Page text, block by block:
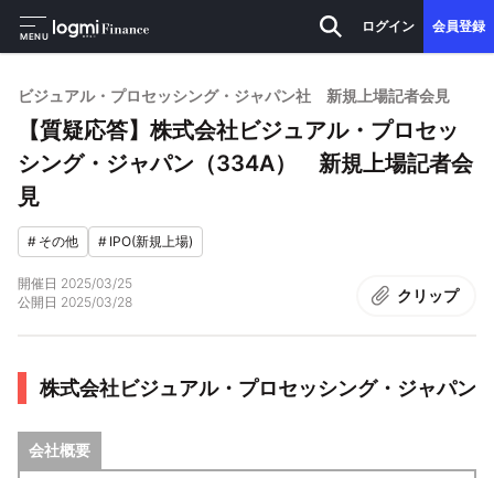
MENU
ログイン 会員登録
ビジュアル・プロセッシング・ジャパン社 新規上場記者会見
【質疑応答】株式会社ビジュアル・プロセッ
シング・ジャパン（334A） 新規上場記者会
見
# その他 # IPO(新規上場)
開催日 2025/03/25
公開日 2025/03/28 クリップ
株式会社ビジュアル・プロセッシング・ジャパン
会社概要